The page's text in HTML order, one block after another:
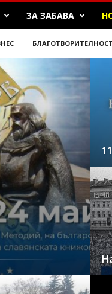
ЗА ЗАБАВА
БЛАГОТВОРИТЕЛНОСТ